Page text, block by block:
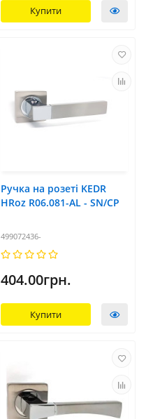
Купити
Ручка на розеті KEDR
HRoz R06.081-AL - SN/CP
499072436-
404.00грн.
Купити